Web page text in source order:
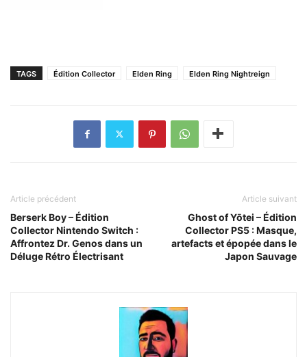
TAGS Édition Collector Elden Ring Elden Ring Nightreign
Article précédent
Berserk Boy – Édition
Collector Nintendo Switch :
Affrontez Dr. Genos dans un
Déluge Rétro Électrisant
Article suivant
Ghost of Yōtei – Édition
Collector PS5 : Masque,
artefacts et épopée dans le
Japon Sauvage